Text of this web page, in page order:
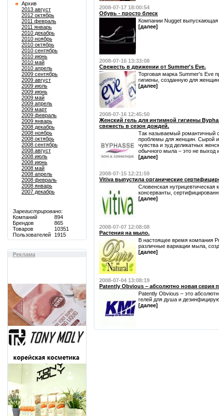
Архив
2013 август
2012 октябрь
2011 февраль
2011 январь
2010 декабрь
2010 ноябрь
2010 октябрь
2010 сентябрь
2010 июнь
2010 май
2010 апрель
2009 сентябрь
2009 август
2009 июль
2009 июнь
2009 май
2009 апрель
2009 март
2009 февраль
2009 январь
2008 декабрь
2008 ноябрь
2008 октябрь
2008 сентябрь
2008 август
2008 июль
2008 июнь
2008 май
2008 апрель
2008 февраль
2008 январь
2007 декабрь
Зарегистрировано:
Компаний
894
Брендов
865
Товаров
10351
Пользователей
1915
Реклама
2008-07-17 18:00:54
Обувь - просто блеск
Компании Nugget выпускающая
[далее]
2008-07-16 13:33:08
Свежесть в движении от Summer's Eve.
Торговая марка Summer's Eve
гигиены, созданную для
[далее]
2008-07-16 12:45:50
Женский гель для интимной гигиены
свежесть в сезон дождей.
Так называемый романтичный
проблемы для женщин. Сырой
чувства и зуд деликатных
обычного мыла – это не выход
[далее]
2008-07-15 12:21:59
Vitiva выпустила органические
Словенская
консерванты,
[далее]
2008-07-07 12:08:08
Растения на мыло.
В настоящее время компания
различные вариации мыла,
[далее]
2008-07-04 13:08:19
Patently Obvious – абсолютно новая серия
Patently Obvious – это
гелей для душа и
[далее]